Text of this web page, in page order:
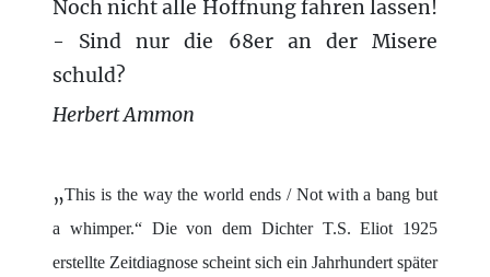
Noch nicht alle Hoffnung fahren lassen!
- Sind nur die 68er an der Misere
schuld?
Herbert Ammon
„This is the way the world ends / Not with a bang but
a whimper.“ Die von dem Dichter T.S. Eliot 1925
erstellte Zeitdiagnose scheint sich ein Jahrhundert später